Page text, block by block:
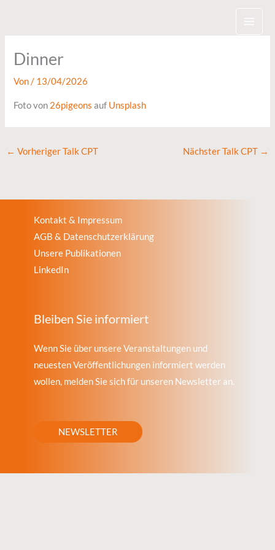
Dinner
Von/ 13/04/2026
Foto von 26pigeons auf Unsplash
← Vorheriger Talk CPT Nächster Talk CPT →
Kontakt & Impressum
AGB & Datenschutzerklärung
Unsere Publikationen
LinkedIn
Bleiben Sie informiert
Wenn Sie über unsere Veranstaltungen und
neuesten Veröffentlichungen informiert werden
wollen, melden Sie sich für unseren Newsletter an.
NEWSLETTER